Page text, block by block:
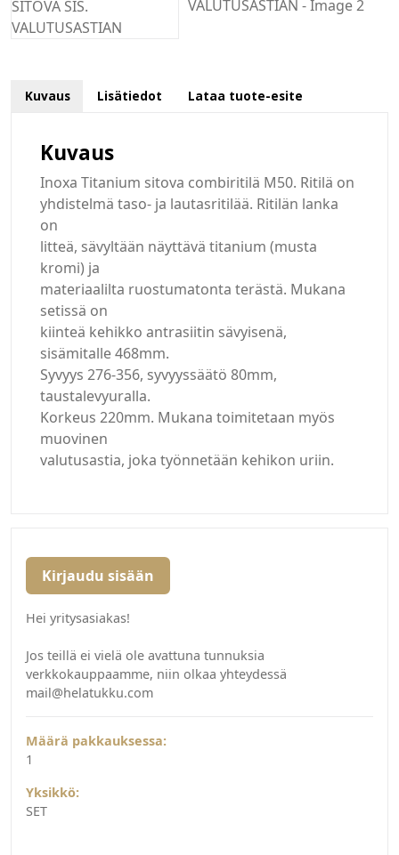
Kuvaus Lisätiedot Lataa tuote-esite
Kuvaus
Inoxa Titanium sitova combiritilä M50. Ritilä on
yhdistelmä taso- ja lautasritilää. Ritilän lanka
on
litteä, sävyltään näyttävä titanium (musta
kromi) ja
materiaalilta ruostumatonta terästä. Mukana
setissä on
kiinteä kehikko antrasiitin sävyisenä,
sisämitalle 468mm.
Syvyys 276-356, syvyyssäätö 80mm,
taustalevyuralla.
Korkeus 220mm. Mukana toimitetaan myös
muovinen
valutusastia, joka työnnetään kehikon uriin.
Kirjaudu sisään
Hei yritysasiakas!
Jos teillä ei vielä ole avattuna tunnuksia
verkkokauppaamme, niin olkaa yhteydessä
mail@helatukku.com
Määrä pakkauksessa:
1
Yksikkö:
SET